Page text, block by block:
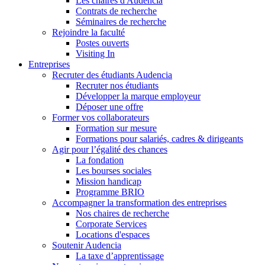
Contrats de recherche
Séminaires de recherche
Rejoindre la faculté
Postes ouverts
Visiting In
Entreprises
Recruter des étudiants Audencia
Recruter nos étudiants
Développer la marque employeur
Déposer une offre
Former vos collaborateurs
Formation sur mesure
Formations pour salariés, cadres & dirigeants
Agir pour l’égalité des chances
La fondation
Les bourses sociales
Mission handicap
Programme BRIO
Accompagner la transformation des entreprises
Nos chaires de recherche
Corporate Services
Locations d'espaces
Soutenir Audencia
La taxe d’apprentissage